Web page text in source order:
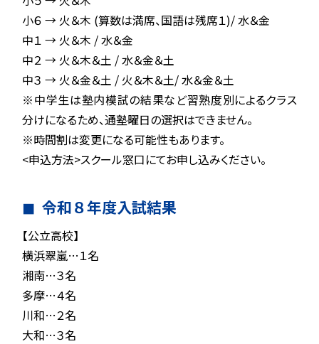
小６ → 火＆木 (算数は満席、国語は残席１)/ 水＆金
中１ → 火＆木 / 水＆金
中２ → 火＆木＆土 / 水＆金＆土
中３ → 火＆金＆土 / 火＆木＆土/ 水＆金＆土
※中学生は塾内模試の結果など習熟度別によるクラス
分けになるため、通塾曜日の選択はできません。
※時間割は変更になる可能性もあります。
<申込方法>スクール窓口にてお申し込みください。
令和８年度入試結果
【公立高校】
横浜翠嵐…１名
湘南…３名
多摩…４名
川和…２名
大和…３名